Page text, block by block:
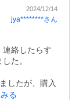
2024/12/14
jya********さん
連絡したらす
た。
したが、購入
る